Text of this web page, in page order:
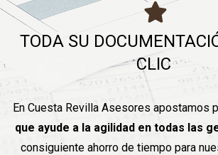
TODA SU
CLIC
En Cuesta Revilla Asesores apostamos
que ayude a la agilidad en todas las
consiguiente ahorro de tiempo para